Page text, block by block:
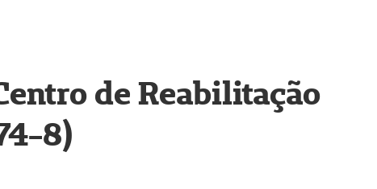
de Reabilitação
8)